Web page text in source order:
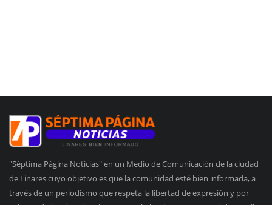
"Séptima Página Noticias" en un Medio de Comunicación de la ciudad
de Linares cuyo objetivo es que la comunidad esté bien informada, a
través de un periodismo que respeta la libertad de expresión y por